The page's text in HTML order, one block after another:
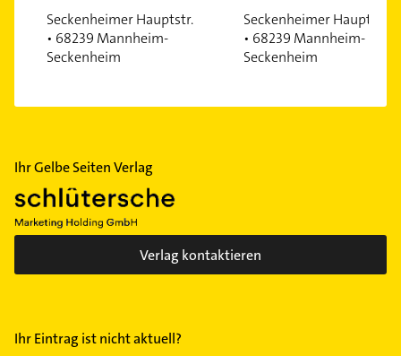
Seckenheimer Hauptstr.
• 68239 Mannheim-
Seckenheim
Seckenheimer Hauptstr.
• 68239 Mannheim-
Seckenheim
Ihr Gelbe Seiten Verlag
Verlag kontaktieren
Ihr Eintrag ist nicht aktuell?